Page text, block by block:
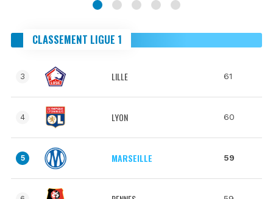
CLASSEMENT LIGUE 1
3 LILLE 61
4 LYON 60
5 MARSEILLE 59